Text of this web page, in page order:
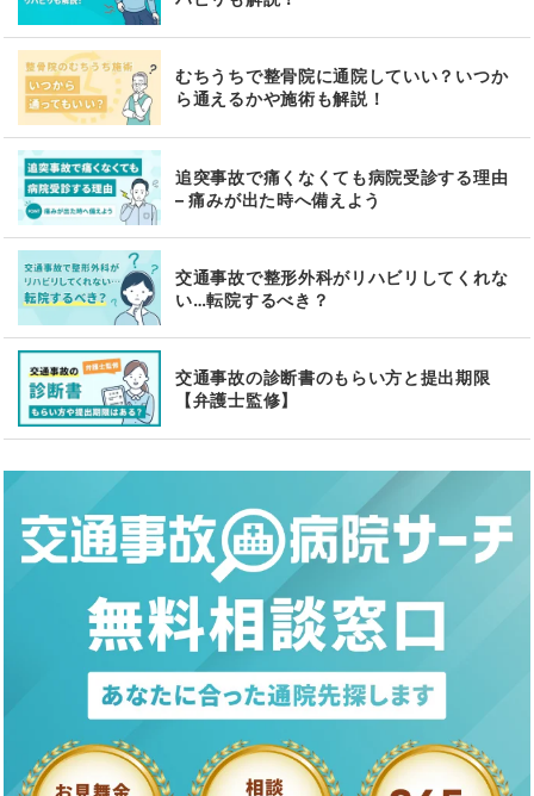
むちうちで整骨院に通院していい？いつか
ら通えるかや施術も解説！
追突事故で痛くなくても病院受診する理由
– 痛みが出た時へ備えよう
交通事故で整形外科がリハビリしてくれな
い…転院するべき？
交通事故の診断書のもらい方と提出期限
【弁護士監修】